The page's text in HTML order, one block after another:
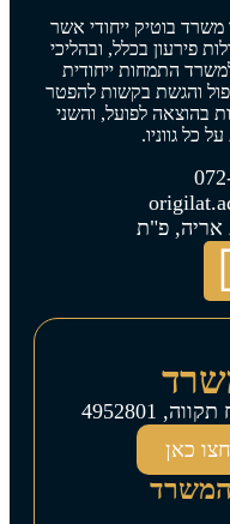
משרד בוטיק ייחודי אשר
פירעון בכלל, ובהליכי
התמחות ייחודית
והגשת בקשות להפטר
בהוצאה לפועל, והשני
כל גווניו.